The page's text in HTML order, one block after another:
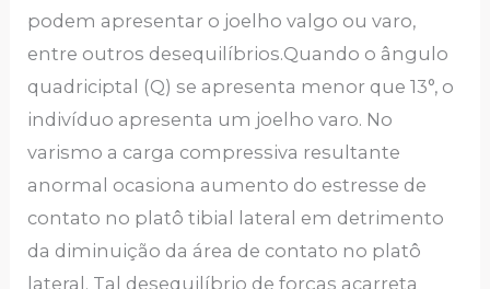
podem apresentar o joelho valgo ou varo,
entre outros desequilíbrios.Quando o ângulo
quadriciptal (Q) se apresenta menor que 13°, o
indivíduo apresenta um joelho varo. No
varismo a carga compressiva resultante
anormal ocasiona aumento do estresse de
contato no platô tibial lateral em detrimento
da diminuição da área de contato no platô
lateral. Tal desequilíbrio de forças acarreta